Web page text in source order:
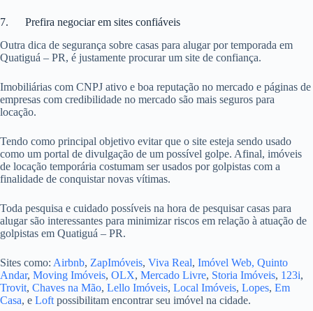
7. Prefira negociar em sites confiáveis
Outra dica de segurança sobre casas para alugar por temporada em
Quatiguá – PR, é justamente procurar um site de confiança.
Imobiliárias com CNPJ ativo e boa reputação no mercado e páginas de
empresas com credibilidade no mercado são mais seguros para
locação.
Tendo como principal objetivo evitar que o site esteja sendo usado
como um portal de divulgação de um possível golpe. Afinal, imóveis
de locação temporária costumam ser usados por golpistas com a
finalidade de conquistar novas vítimas.
Toda pesquisa e cuidado possíveis na hora de pesquisar casas para
alugar são interessantes para minimizar riscos em relação à atuação de
golpistas em Quatiguá – PR.
Sites como: Airbnb, ZapImóveis, Viva Real, Imóvel Web, Quinto
Andar, Moving Imóveis, OLX, Mercado Livre, Storia Imóveis, 123i,
Trovit, Chaves na Mão, Lello Imóveis, Local Imóveis, Lopes, Em
Casa, e Loft possibilitam encontrar seu imóvel na cidade.